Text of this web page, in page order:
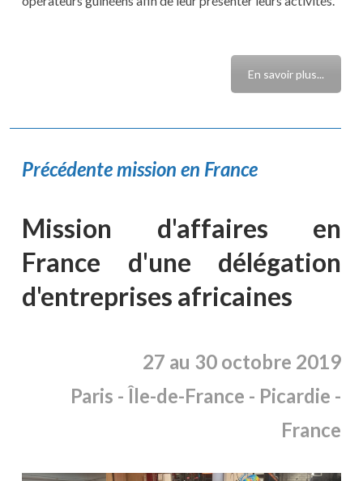
En savoir plus...
Précédente mission en France
Mission d'affaires en
France d'une délégation
d'entreprises africaines
27 au 30 octobre 2019
Paris -Île-de-France - Picardie -
France